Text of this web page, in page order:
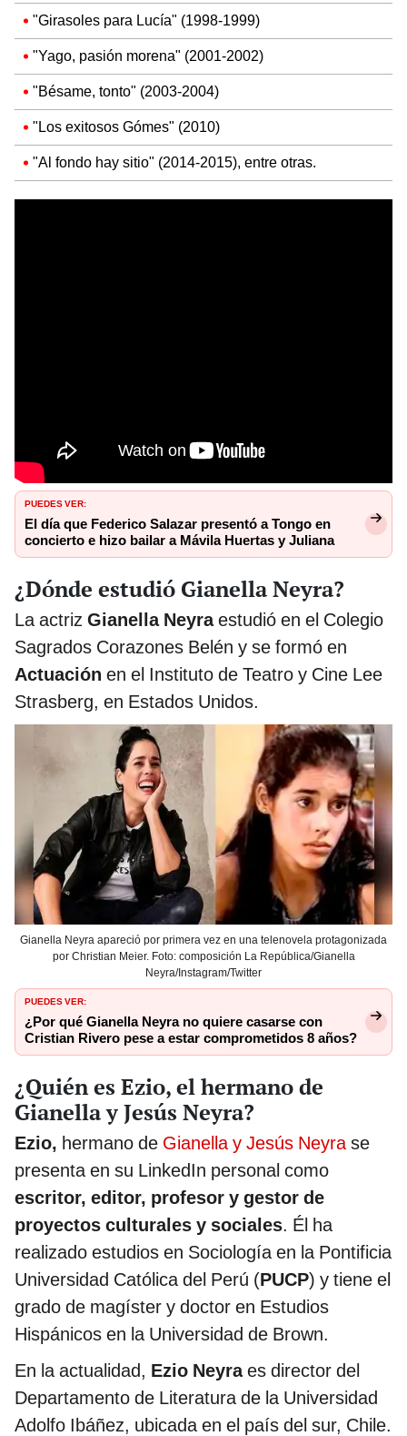
"Girasoles para Lucía" (1998-1999)
"Yago, pasión morena" (2001-2002)
"Bésame, tonto" (2003-2004)
"Los exitosos Gómes" (2010)
"Al fondo hay sitio" (2014-2015), entre otras.
PUEDES VER:
El día que Federico Salazar presentó a Tongo en
concierto e hizo bailar a Mávila Huertas y Juliana
¿Dónde estudió Gianella Neyra?
La actriz Gianella Neyraestudió en el Colegio
Sagrados Corazones Belén y se formó en
Actuación en el Instituto de Teatro y Cine Lee
Strasberg, en Estados Unidos.
Gianella Neyra apareció por primera vez en una telenovela protagonizada
por Christian Meier. Foto: composición La República/Gianella
Neyra/Instagram/Twitter
PUEDES VER:
¿Por qué Gianella Neyra no quiere casarse con
Cristian Rivero pese a estar comprometidos 8 años?
¿Quién es Ezio, el hermano de
Gianella y Jesús Neyra?
Ezio, hermano de Gianella y Jesús Neyrase
presenta en su LinkedIn personal como
escritor, editor, profesor y gestor de
proyectos culturales y sociales. Él ha
realizado estudios en Sociología en la Pontificia
Universidad Católica del Perú (PUCP) y tiene el
grado de magíster y doctor en Estudios
Hispánicos en la Universidad de Brown.
En la actualidad, Ezio Neyraes director del
Departamento de Literatura de la Universidad
Adolfo Ibáñez, ubicada en el país del sur, Chile.